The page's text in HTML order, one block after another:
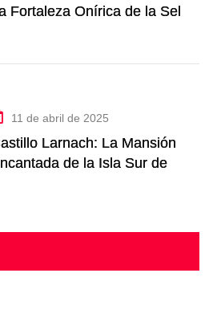
Fortaleza Onírica de la Selva
11 de abril de 2025
Larnach: La Mansión
de la Isla Sur de